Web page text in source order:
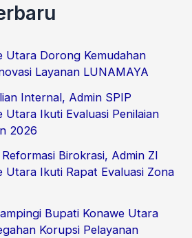
Utara Dorong Kemudahan
Layanan LUNAMAYA
Internal, Admin SPIP
Utara Ikuti Evaluasi Penilaian
2026
Birokrasi, Admin ZI
Utara Ikuti Rapat Evaluasi Zona
Bupati Konawe Utara
Korupsi Pelayanan